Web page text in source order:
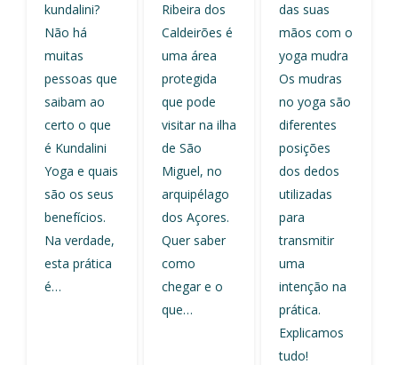
kundalini?
Não há
muitas
pessoas que
saibam ao
certo o que
é Kundalini
Yoga e quais
são os seus
benefícios.
Na verdade,
esta prática
é…
Ribeira dos
Caldeirões é
uma área
protegida
que pode
visitar na ilha
de São
Miguel, no
arquipélago
dos Açores.
Quer saber
como
chegar e o
que…
das suas
mãos com o
yoga mudra
Os mudras
no yoga são
diferentes
posições
dos dedos
utilizadas
para
transmitir
uma
intenção na
prática.
Explicamos
tudo!